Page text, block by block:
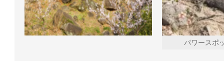
パワースポ